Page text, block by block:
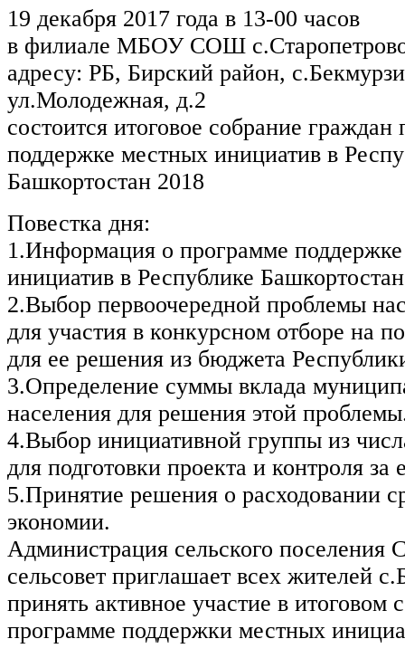
19 декабря 2017 года в 13-00 часов
в филиале МБОУ СОШ
адресу: РБ, Бирский район,
ул.Молодежная, д.2
состоится итоговое собрание
поддержке местных инициатив в
Башкортостан 2018
Повестка дня:
1.Информация о программе
инициатив в Республике Башкортостан
2.Выбор первоочередной проблемы
для участия в конкурсном отборе на
для ее решения из бюджета
3.Определение суммы вклада
населения для решения этой
4.Выбор инициативной группы из
для подготовки проекта и контроля за
5.Принятие решения о расходовании
экономии.
Администрация сельского поселения
сельсовет приглашает всех жителей
принять активное участие в итоговом
программе поддержки местных